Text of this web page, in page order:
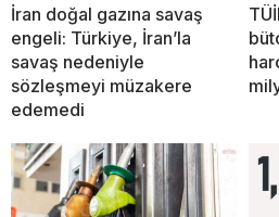
İran doğal gazına savaş
engeli: Türkiye, İran’la
savaş nedeniyle
sözleşmeyi müzakere
edemedi